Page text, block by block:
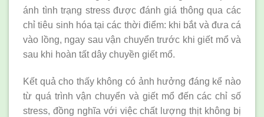
ánh tình trạng stress được đánh giá thông qua các
chỉ tiêu sinh hóa tại các thời điểm: khi bắt và đưa cá
vào lồng, ngay sau vận chuyển trước khi giết mổ và
sau khi hoàn tất dây chuyền giết mổ.
Kết quả cho thấy không có ảnh hưởng đáng kể nào
từ quá trình vận chuyển và giết mổ đến các chỉ số
stress, đồng nghĩa với việc chất lượng thịt không bị